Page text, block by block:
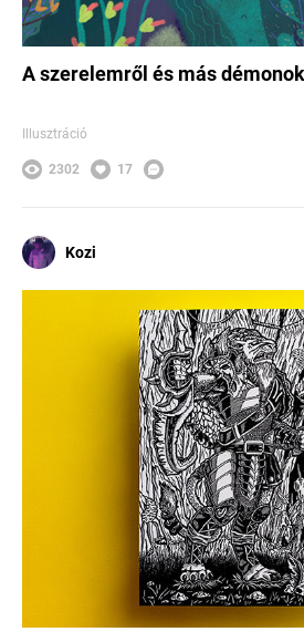
A szerelemről és más
Illusztráció
2302 17
Kozi